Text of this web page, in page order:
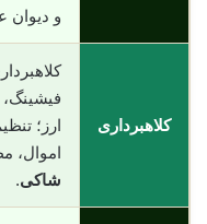
و دیوان
کلاهبرداری
ارز؛
اموال،
شاکی.